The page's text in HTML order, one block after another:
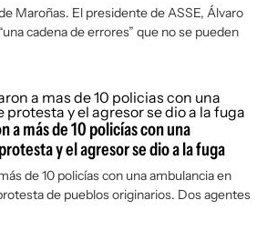
Maroñas. El presidente de ASSE, Álvaro
cadena de errores” que no se pueden
a más de 10 policías con una
y el agresor se dio a la fuga
de 10 policías con una ambulancia en
de pueblos originarios. Dos agentes